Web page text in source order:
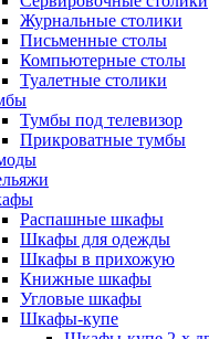
Журнальные столики
Письменные столы
Компьютерные столы
Туалетные столики
Тумбы под телевизор
Прикроватные тумбы
Распашные шкафы
Шкафы для одежды
Шкафы в прихожую
Книжные шкафы
Угловые шкафы
Шкафы-купе